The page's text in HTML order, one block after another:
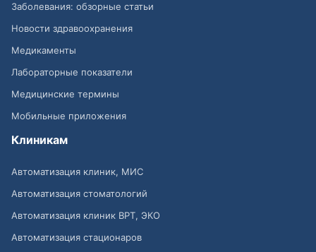
Заболевания: обзорные статьи
Новости здравоохранения
Медикаменты
Лабораторные показатели
Медицинские термины
Мобильные приложения
Клиникам
Автоматизация клиник, МИС
Автоматизация стоматологий
Автоматизация клиник ВРТ, ЭКО
Автоматизация стационаров